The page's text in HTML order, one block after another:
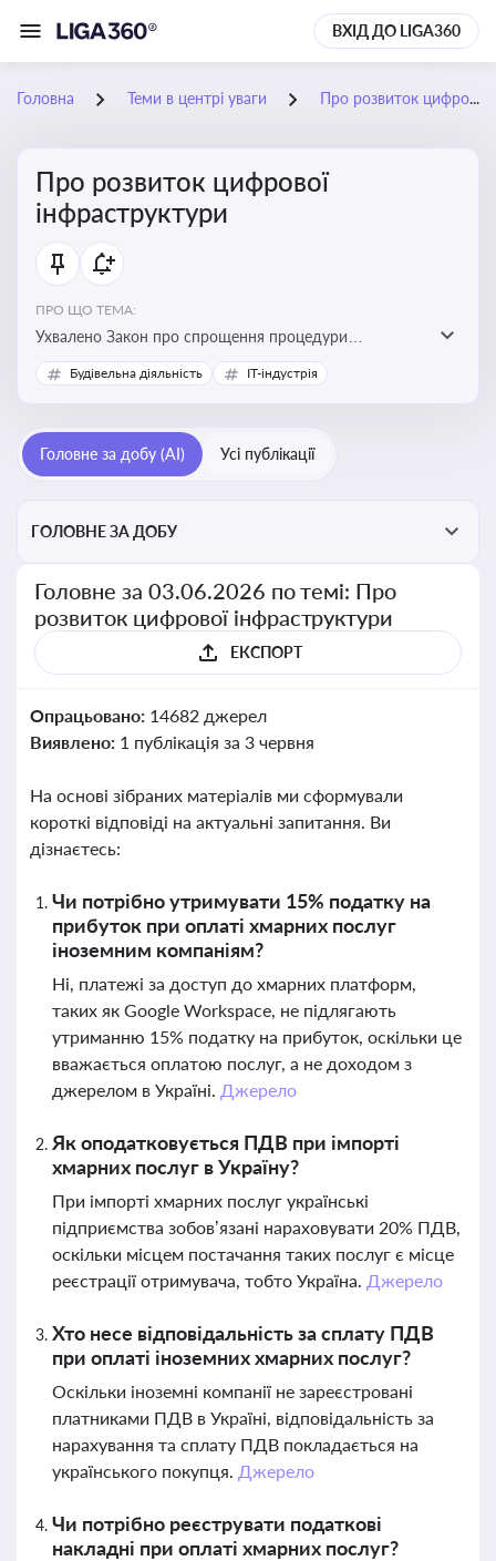
ВХІД ДО LIGA360
Головна Теми в центрі уваги Про розвиток цифрової інфраструктури
Про розвиток цифрової
інфраструктури
ПРО ЩО ТЕМА:
Ухвалено Закон про спрощення процедури
відведення земельних ділянок для розвитку цифрової
інфраструктури
Будівельна діяльність IT-індустрія
Головне за добу (AI) Усі публікації
ГОЛОВНЕ ЗА ДОБУ
Головне за 03.06.2026 по темі: Про
розвиток цифрової інфраструктури
ЕКСПОРТ
Опрацьовано: 14682 джерел
Виявлено: 1 публікація за 3 червня
На основі зібраних матеріалів ми сформували
короткі відповіді на актуальні запитання. Ви
дізнаєтесь:
Чи потрібно утримувати 15% податку на
прибуток при оплаті хмарних послуг
іноземним компаніям?
Ні, платежі за доступ до хмарних платформ,
таких як Google Workspace, не підлягають
утриманню 15% податку на прибуток, оскільки це
вважається оплатою послуг, а не доходом з
джерелом в Україні. Джерело
Як оподатковується ПДВ при імпорті
хмарних послуг в Україну?
При імпорті хмарних послуг українські
підприємства зобов’язані нараховувати 20% ПДВ,
оскільки місцем постачання таких послуг є місце
реєстрації отримувача, тобто Україна. Джерело
Хто несе відповідальність за сплату ПДВ
при оплаті іноземних хмарних послуг?
Оскільки іноземні компанії не зареєстровані
платниками ПДВ в Україні, відповідальність за
нарахування та сплату ПДВ покладається на
українського покупця. Джерело
Чи потрібно реєструвати податкові
накладні при оплаті хмарних послуг?